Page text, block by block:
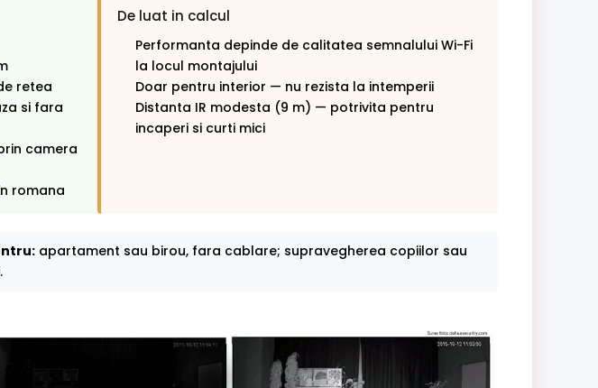
retea
si fara
camera
romana
De luat in calcul
Performanta depinde de calitatea semnalului Wi-Fi
la locul montajului
Doar pentru interior — nu rezista la intemperii
Distanta IR modesta (9 m) — potrivita pentru
incaperi si curti mici
apartament sau birou, fara cablare; supravegherea copiilor sau